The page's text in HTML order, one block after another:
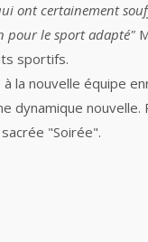
ont certainement
pour le sport adapté"
sportifs.
à la nouvelle équipe
dynamique
"Soirée".